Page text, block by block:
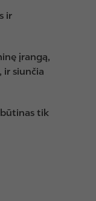
ir
įrangą,
siunčia
tik